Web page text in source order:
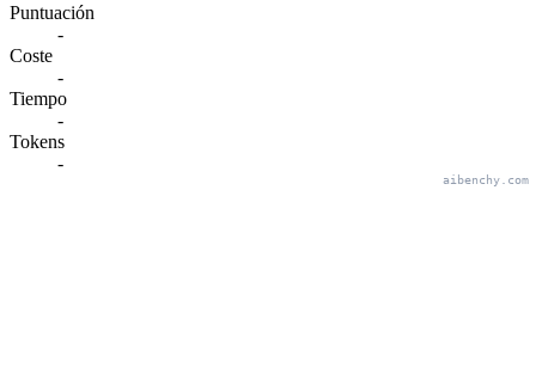
Puntuación
-
Coste
-
Tiempo
-
Tokens
-